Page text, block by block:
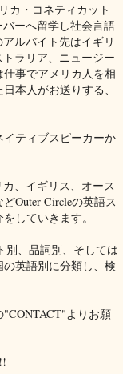
カ・コネティカット
ーへ留学し社会言語
ルバイト先はイギリ
ラリア、ニュージー
事でアメリカ人を相
本人がお送りする、
ティブスピーカーか
、イギリス、オース
Outer Circleの英語ス
していきます。
別、品詞別、そしては
英語別に分類し、検
よりお願